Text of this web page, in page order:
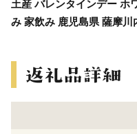
土産 バレンタインデー ホ
み 家飲み 鹿児島県 薩摩川